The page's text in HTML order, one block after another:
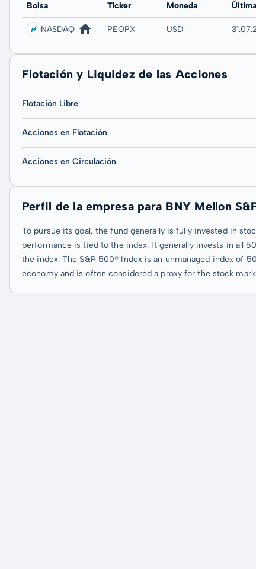
Bolsa Ticker Moneda
NASDAQ PEOPX USD
Flotación y Liquidez de las Acciones
Flotación Libre
Acciones en Flotación
Acciones en Circulación
Perfil de la empresa para BNY Mellon
To pursue its goal, the fund generally is fully invested in
performance is tied to the index. It generally invests in all
the index. The S&P 500® Index is an unmanaged index of
economy and is often considered a proxy for the stock